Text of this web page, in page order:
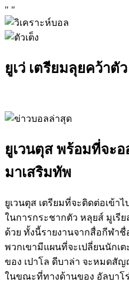
" "
ยูเว่ เตรียมลุยคว้าตั
ยูเวนตุส พร้อมที่จะอ
มาเสริมทัพ
ยูเวนตุส เตรียมที่จะติดต่อเข้า
ในการกระชากตัว หลุยส์ มูเรี
ด้วย ทั้งนี้รายงานจากสื่อกีฬาชื่
พวกเขามีแผนที่จะเปลี่ยนนักเ
ของ เปาโล ดีบาล่า จะหมดสั
ในขณะที่ทางด้านของ อัลบาโ